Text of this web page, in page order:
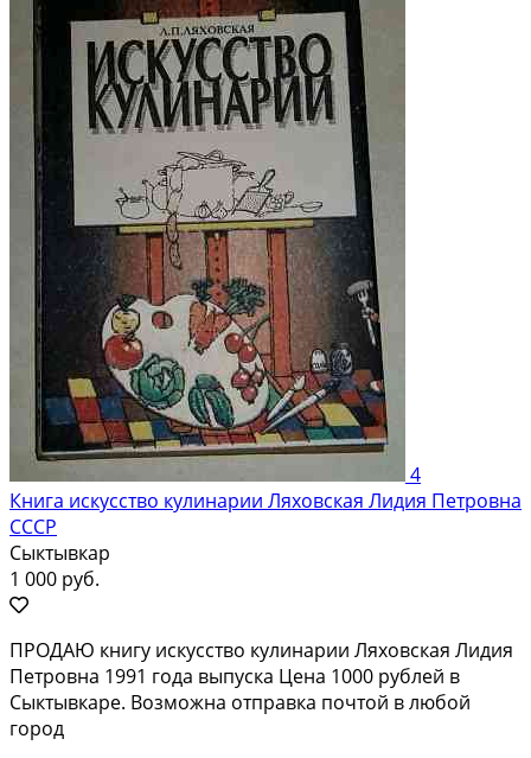
4
Книга искусство кулинарии Ляховская Лидия Петровна
СССР
Сыктывкар
1 000 руб.
ПРОДАЮ книгу искусство кулинарии Ляховская Лидия
Петровна 1991 года выпуска Цена 1000 рублей в
Сыктывкаре. Возможна отправка почтой в любой
город